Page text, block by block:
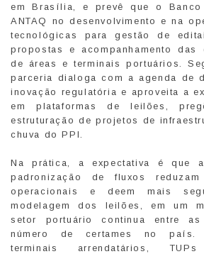
em Brasília, e prevê que o
ANTAQ no desenvolvimento e na
tecnológicas para gestão de
propostas e acompanhamento das
de áreas e terminais portuários.
parceria dialoga com a agenda de
inovação regulatória e aproveita a
em plataformas de leilões,
estruturação de projetos de
chuva do PPI.
Na prática, a expectativa é que
padronização de fluxos
operacionais e deem mais
modelagem dos leilões, em um
setor portuário continua entre
número de certames no país.
terminais arrendatários,